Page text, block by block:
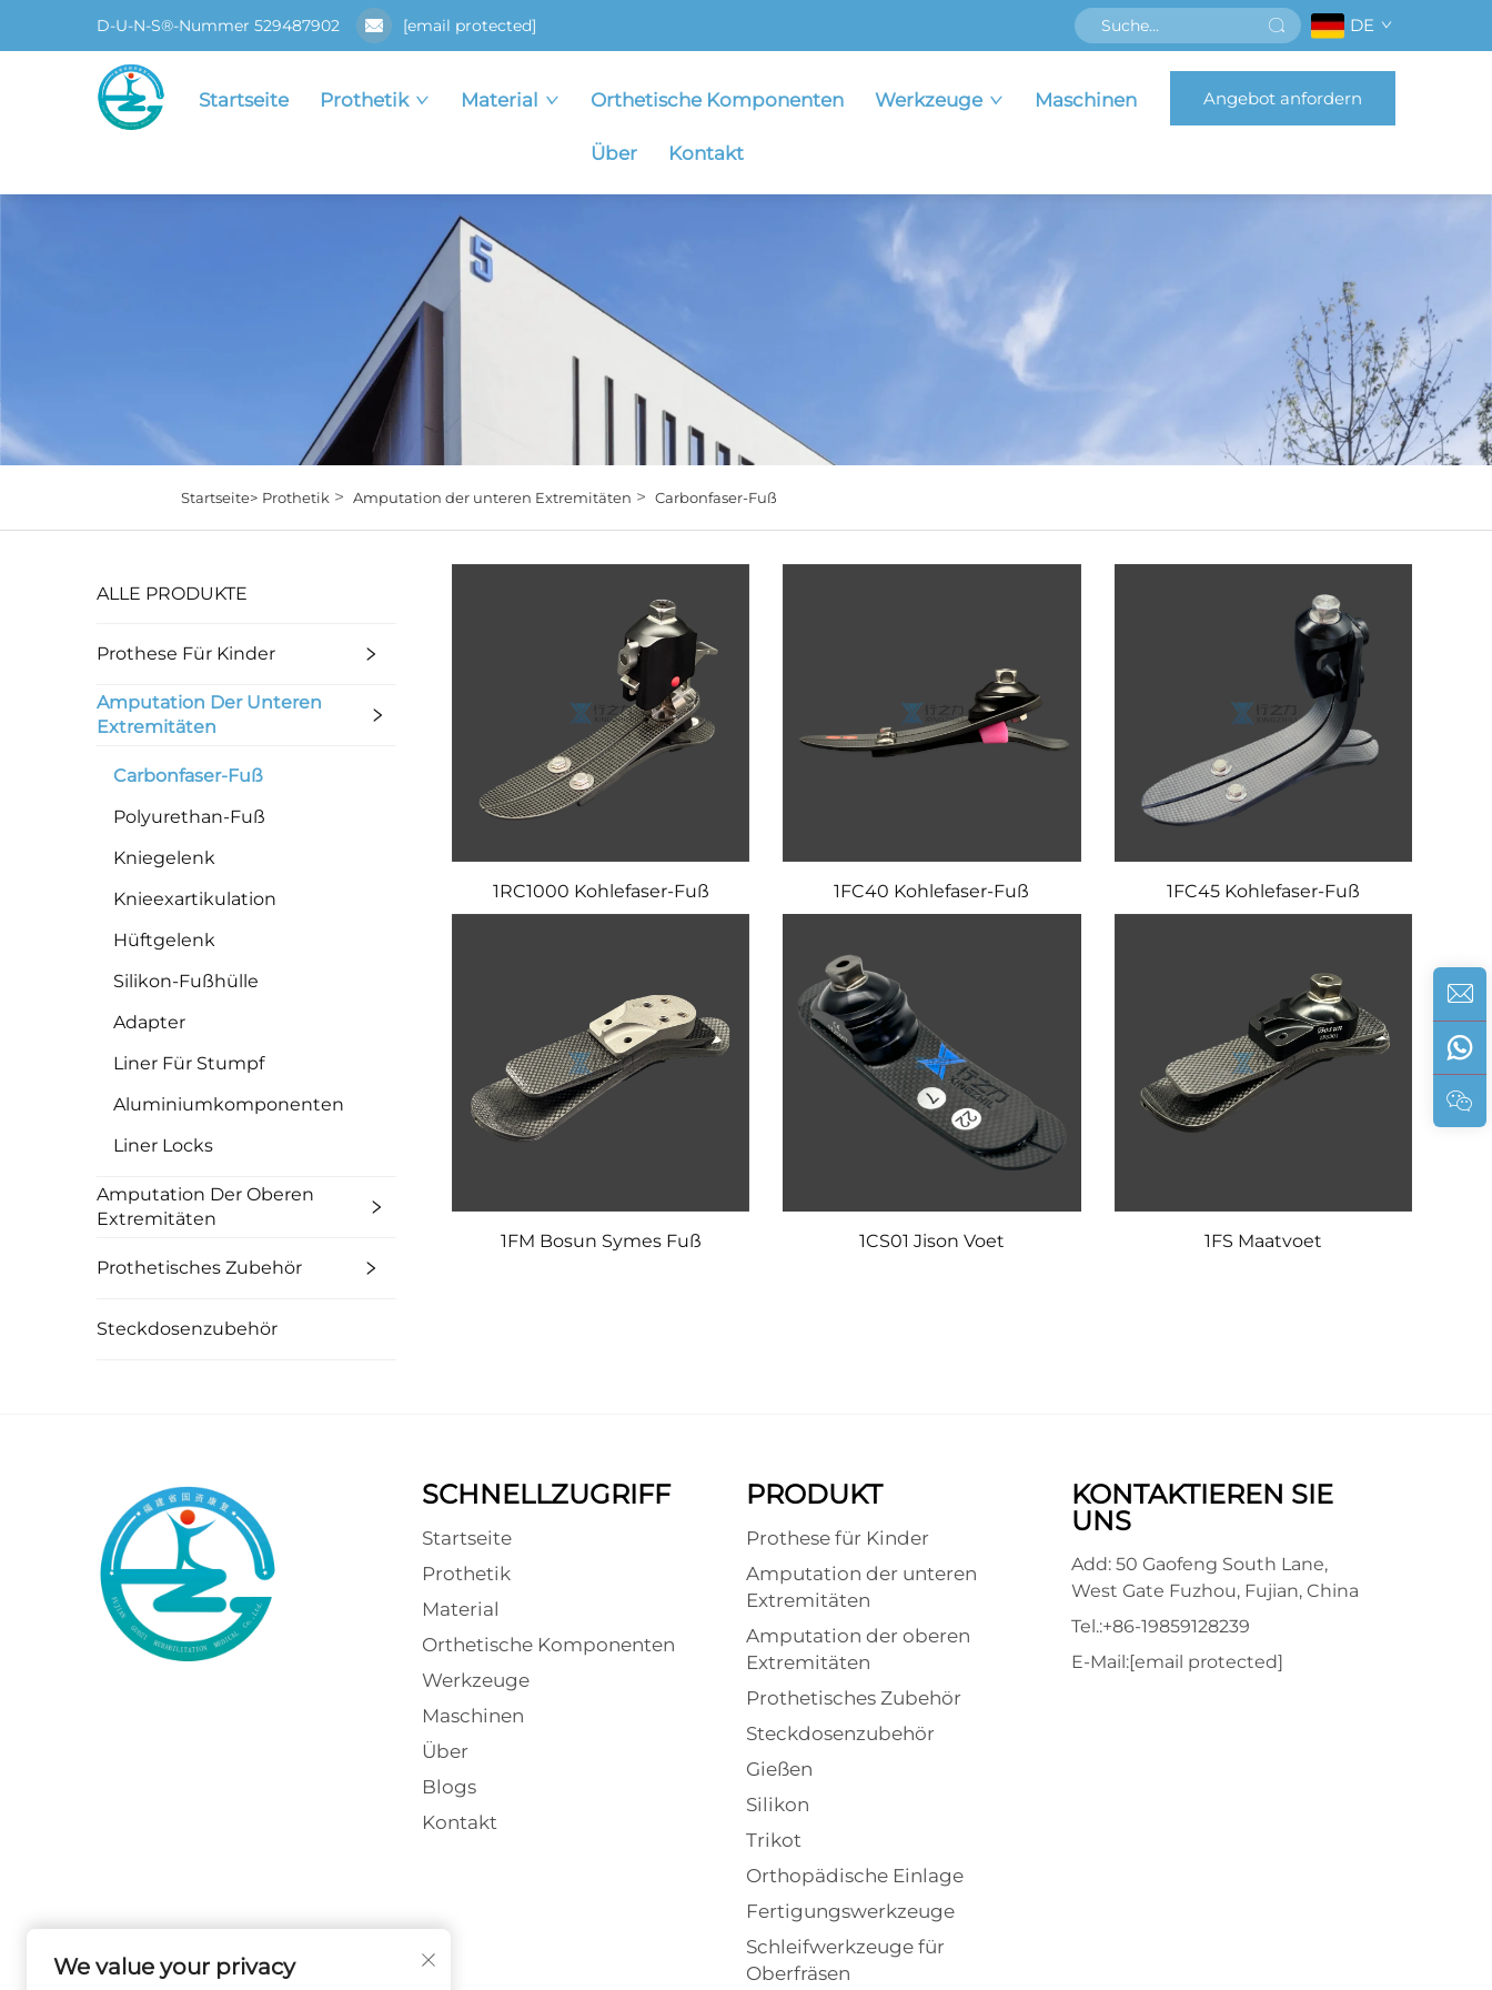
D-U-N-S®-Nummer 529487902 [email protected] DE
Startseite Prothetik Material Orthetische Komponenten Werkzeuge Maschinen
Über Kontakt
Angebot anfordern
Startseite> Prothetik > Amputation der unteren Extremitäten > Carbonfaser-Fuß
ALLE PRODUKTE
Prothese Für Kinder
Amputation Der Unteren
Extremitäten
Carbonfaser-Fuß
Polyurethan-Fuß
Kniegelenk
Knieexartikulation
Hüftgelenk
Silikon-Fußhülle
Adapter
Liner Für Stumpf
Aluminiumkomponenten
Liner Locks
Amputation Der Oberen
Extremitäten
Prothetisches Zubehör
Steckdosenzubehör
1RC1000 Kohlefaser-Fuß 1FC40 Kohlefaser-Fuß 1FC45 Kohlefaser-Fuß
1FM Bosun Symes Fuß 1CS01 Jison Voet 1FS Maatvoet
SCHNELLZUGRIFF
Startseite
Prothetik
Material
Orthetische Komponenten
Werkzeuge
Maschinen
Über
Blogs
Kontakt
PRODUKT
Prothese für Kinder
Amputation der unteren
Extremitäten
Amputation der oberen
Extremitäten
Prothetisches Zubehör
Steckdosenzubehör
Gießen
Silikon
Trikot
Orthopädische Einlage
Fertigungswerkzeuge
Schleifwerkzeuge für
Oberfräsen
KONTAKTIEREN SIE
UNS
Add: 50 Gaofeng South Lane,
West Gate Fuzhou, Fujian, China
Tel.:+86-19859128239
E-Mail:[email protected]
We value your privacy